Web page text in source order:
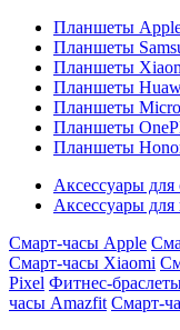
Планшеты
Планшеты
Планшеты
Планшеты
Планшеты
Планшеты
Планшеты
Аксессуары
Аксессуары
Смарт-часы Apple
Смарт-часы Xiaomi
Pixel Фитнес-
часы Amazfit Смарт-